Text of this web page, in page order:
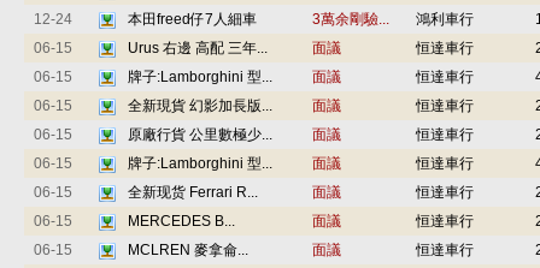
12-24
本田freed仔7人細車 3萬余剛驗... 鴻利車行
06-15
Urus 右邊 高配 三年... 面議 恒達車行
06-15
牌子:Lamborghini 型... 面議 恒達車行
06-15
全新現貨 幻影加長版... 面議 恒達車行
06-15
原廠行貨 公里數極少... 面議 恒達車行
06-15
牌子:Lamborghini 型... 面議 恒達車行
06-15
全新现货 Ferrari R... 面議 恒達車行
06-15
MERCEDES B... 面議 恒達車行
06-15
MCLREN 麥拿侖... 面議 恒達車行